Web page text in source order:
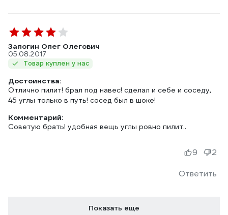
Залогин Олег Олегович
05.08.2017
Товар куплен у нас
Достоинства:
Отлично пилит! брал под навес! сделал и себе и соседу,
45 углы только в путь! сосед был в шоке!
Комментарий:
Советую брать! удобная вещь углы ровно пилит..
Ответить
9 2
Показать еще